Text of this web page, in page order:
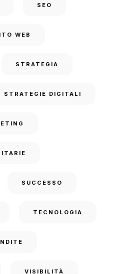
SEO
WEB
STRATEGIA
STRATEGIE DIGITALI
SUCCESSO
TECNOLOGIA
VISIBILITÀ